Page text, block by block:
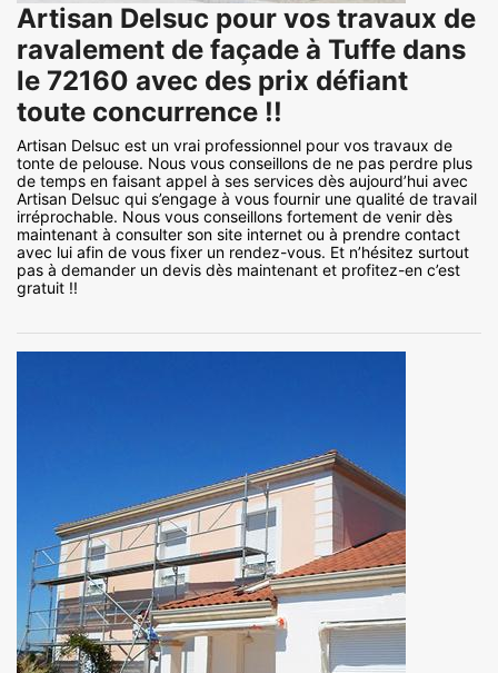
Artisan Delsuc pour vos travaux de
ravalement de façade à Tuffe dans
le 72160 avec des prix défiant
toute concurrence !!
Artisan Delsuc est un vrai professionnel pour vos travaux de
tonte de pelouse. Nous vous conseillons de ne pas perdre plus
de temps en faisant appel à ses services dès aujourd’hui avec
Artisan Delsuc qui s’engage à vous fournir une qualité de travail
irréprochable. Nous vous conseillons fortement de venir dès
maintenant à consulter son site internet ou à prendre contact
avec lui afin de vous fixer un rendez-vous. Et n’hésitez surtout
pas à demander un devis dès maintenant et profitez-en c’est
gratuit !!